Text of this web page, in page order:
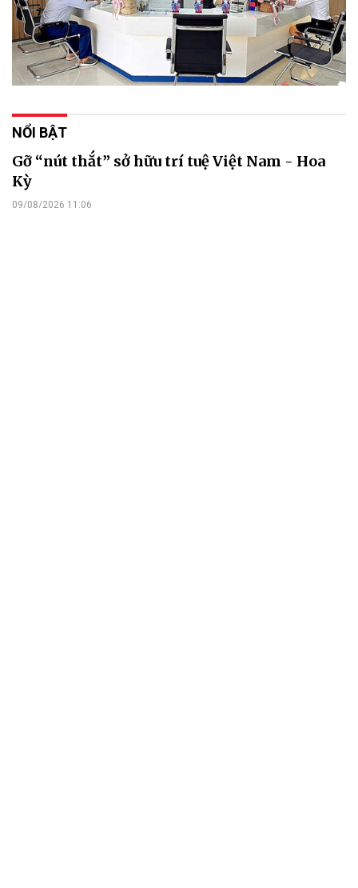
NỔI BẬT
Gỡ “nút thắt” sở hữu trí tuệ Việt Nam - Hoa
Kỳ
09/08/2026 11:06